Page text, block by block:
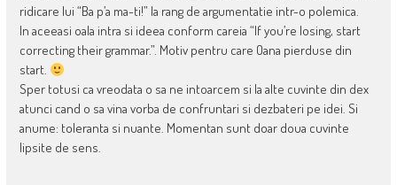
ridicare lui “Ba p’a ma-ti!” la rang de argumentatie intr-o polemica.
In aceeasi oala intra si ideea conform careia “If you’re losing, start
correcting their grammar.”. Motiv pentru care Oana pierduse din
start.
Sper totusi ca vreodata o sa ne intoarcem si la alte cuvinte din dex
atunci cand o sa vina vorba de confruntari si dezbateri pe idei. Si
anume: toleranta si nuante. Momentan sunt doar doua cuvinte
lipsite de sens.